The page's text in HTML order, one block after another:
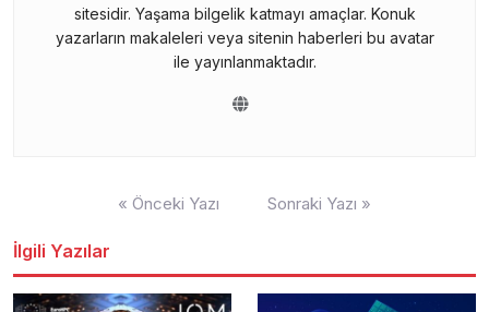
sitesidir. Yaşama bilgelik katmayı amaçlar. Konuk
yazarların makaleleri veya sitenin haberleri bu avatar
ile yayınlanmaktadır.
« Önceki Yazı Sonraki Yazı »
İlgili Yazılar